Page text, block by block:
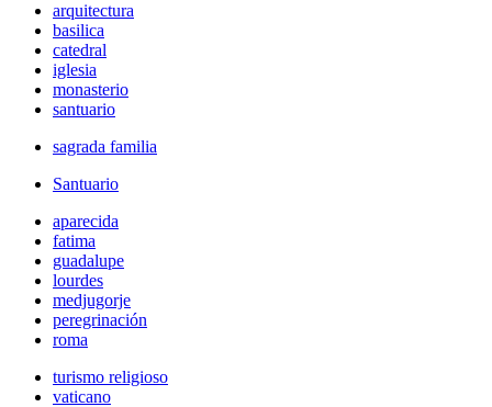
arquitectura
basilica
catedral
iglesia
monasterio
santuario
sagrada familia
Santuario
aparecida
fatima
guadalupe
lourdes
medjugorje
peregrinación
roma
turismo religioso
vaticano